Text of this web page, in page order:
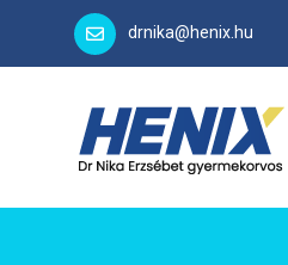
drnika@henix.hu